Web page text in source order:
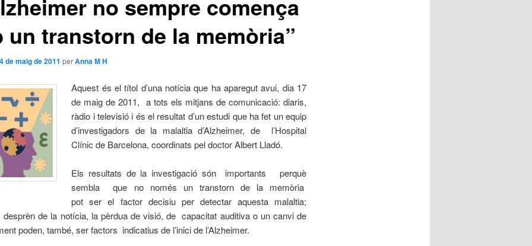
no sempre comença
un transtorn de la memòria”
de maig de 2011 perAnna M H
Aquest és el títol d’una notícia que ha aparegut avui, dia 17
de maig de 2011, a tots els mitjans de comunicació: diaris,
ràdio i televisió i és el resultat d’un estudi que ha fet un equip
d’investigadors de la malaltia d’Alzheimer, de l’Hospital
Clínic de Barcelona, coordinats pel doctor Albert Lladó.
Els resultats de la investigació són importants perquè
sembla que no només un transtorn de la memòria
pot ser el factor decisiu per detectar aquesta malaltia;
desprèn de la notícia, la pèrdua de visió, de capacitat auditiva o un canvi de
poden, també, ser factors indicatius de l’inici de l’Alzheimer.